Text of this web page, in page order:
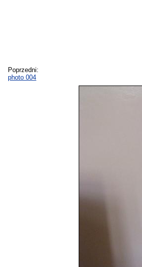
Poprzedni:
photo 004